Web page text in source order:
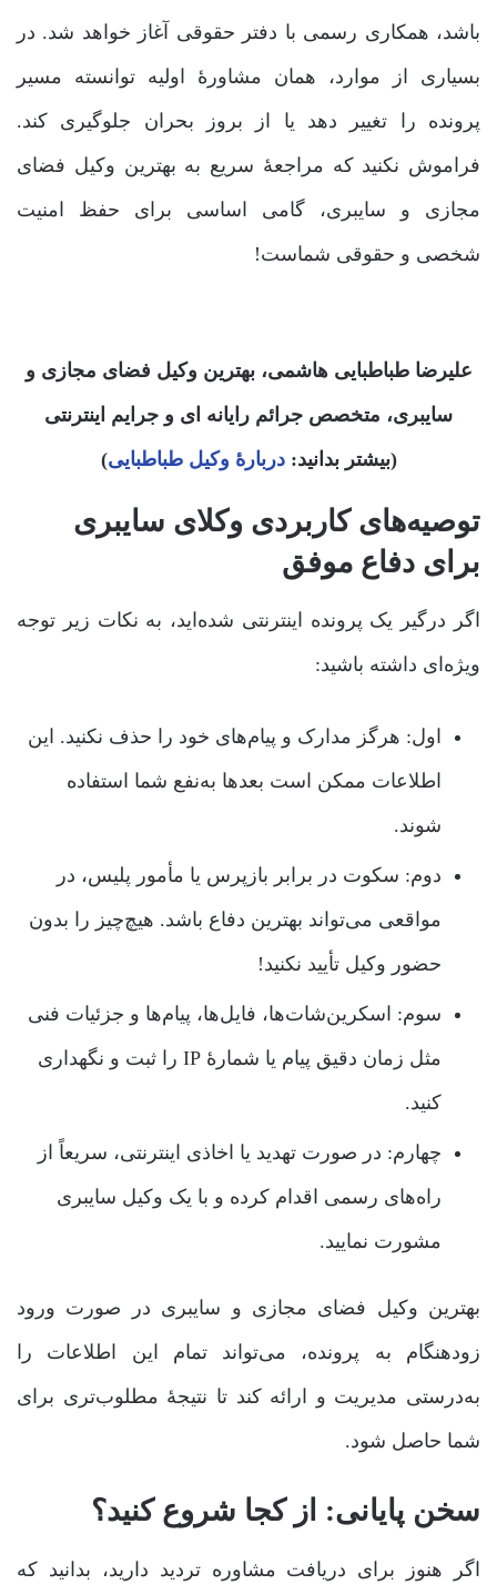
باشد، همکاری رسمی با دفتر حقوقی آغاز خواهد شد. در
بسیاری از موارد، همان مشاورۀ اولیه توانسته مسیر
پرونده را تغییر دهد یا از بروز بحران جلوگیری کند.
فراموش نکنید که مراجعۀ سریع به بهترین وکیل فضای
مجازی و سایبری، گامی اساسی برای حفظ امنیت
شخصی و حقوقی شماست!
علیرضا طباطبایی هاشمی، بهترین وکیل فضای مجازی و
سایبری، متخصص جرائم رایانه ای و جرایم اینترنتی
(بیشتر بدانید:دربارۀ وکیل طباطبایی)
توصیه‌های کاربردی وکلای سایبری
برای دفاع موفق
اگر درگیر یک پرونده اینترنتی شده‌اید، به نکات زیر توجه
ویژه‌ای داشته باشید:
اول: هرگز مدارک و پیام‌های خود را حذف نکنید. این
اطلاعات ممکن است بعدها به‌نفع شما استفاده
شوند.
دوم: سکوت در برابر بازپرس یا مأمور پلیس، در
مواقعی می‌تواند بهترین دفاع باشد. هیچ‌چیز را بدون
حضور وکیل تأیید نکنید!
سوم: اسکرین‌شات‌ها، فایل‌ها، پیام‌ها و جزئیات فنی
مثل زمان دقیق پیام یا شمارۀ IP را ثبت و نگهداری
کنید.
چهارم: در صورت تهدید یا اخاذی اینترنتی، سریعاً از
راه‌های رسمی اقدام کرده و با یک وکیل سایبری
مشورت نمایید.
بهترین وکیل فضای مجازی و سایبری در صورت ورود
زودهنگام به پرونده، می‌تواند تمام این اطلاعات را
به‌درستی مدیریت و ارائه کند تا نتیجۀ مطلوب‌تری برای
شما حاصل شود.
سخن پایانی: از کجا شروع کنید؟
اگر هنوز برای دریافت مشاوره تردید دارید، بدانید که